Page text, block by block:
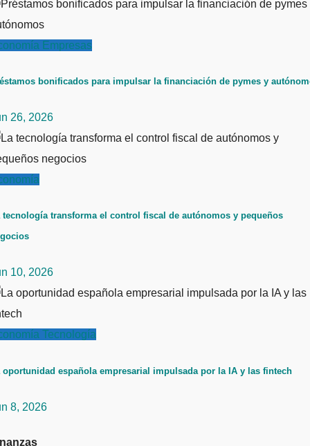
Empresas
bonificados para impulsar la financiación de pymes y
26, 2026
tecnología transforma el control fiscal de autónomos y pequeños
10, 2026
Tecnología
oportunidad española empresarial impulsada por la IA y las fintech
8, 2026